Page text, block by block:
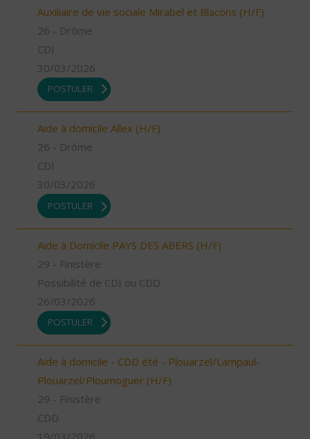
Auxiliaire de vie sociale Mirabel et Blacons (H/F)
26 - Drôme
CDI
30/03/2026
POSTULER
Aide à domicile Allex (H/F)
26 - Drôme
CDI
30/03/2026
POSTULER
Aide à Domicile PAYS DES ABERS (H/F)
29 - Finistère
Possibilité de CDI ou CDD
26/03/2026
POSTULER
Aide à domicile - CDD été - Plouarzel/Lampaul-
Plouarzel/Ploumoguer (H/F)
29 - Finistère
CDD